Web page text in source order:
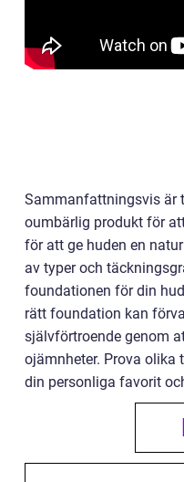
Sammanfattningsvis är
oumbärlig produkt för
för att ge huden en
av typer och
foundationen för din
rätt foundation kan
självförtroende genom
ojämnheter. Prova
din personliga favorit